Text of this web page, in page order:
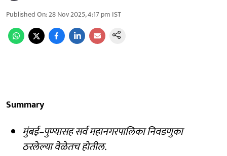
Published On:28 Nov 2025, 4:17 pm IST
Summary
मुंबई–पुण्यासह सर्व महानगरपालिका निवडणुका
ठरलेल्या वेळेतच होतील.